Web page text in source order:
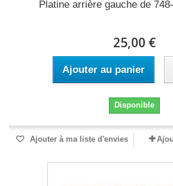
Platine arrière gauche de
25,00 €
Ajouter au panier
Disponible
Ajouter à ma liste d'envies